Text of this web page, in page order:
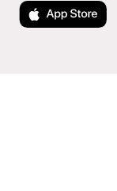
Laden im App